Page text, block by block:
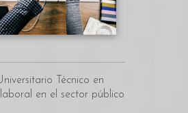
Técnico en
en el sector público